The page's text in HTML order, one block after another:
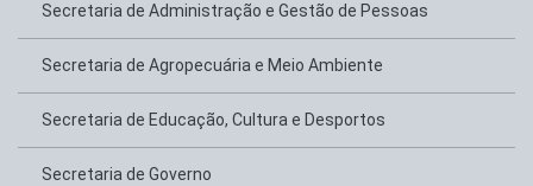
Secretaria de Administração e Gestão de Pessoas
Secretaria de Agropecuária e Meio Ambiente
Secretaria de Educação, Cultura e Desportos
Secretaria de Governo